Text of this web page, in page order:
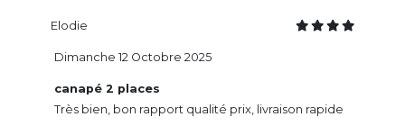
Elodie
canapé 2 places
Très bien, bon rapport qualité prix, livraison rapide
Dimanche 12 Octobre 2025